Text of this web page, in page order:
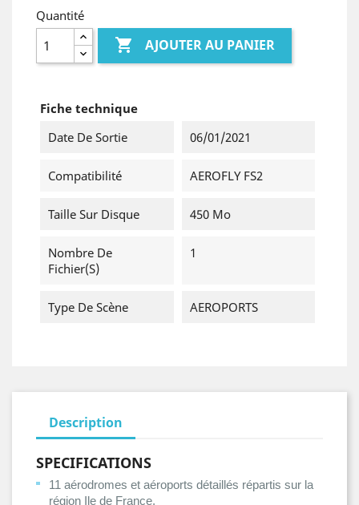
Quantité
 AJOUTER AU PANIER
Fiche technique
Date De Sortie
06/01/2021
Compatibilité AEROFLY FS2
Taille Sur Disque 450 Mo
Nombre De
Fichier(s)
1
Type De Scène AEROPORTS
Description
SPECIFICATIONS
11 aérodromes et aéroports détaillés répartis sur la
région Ile de France.